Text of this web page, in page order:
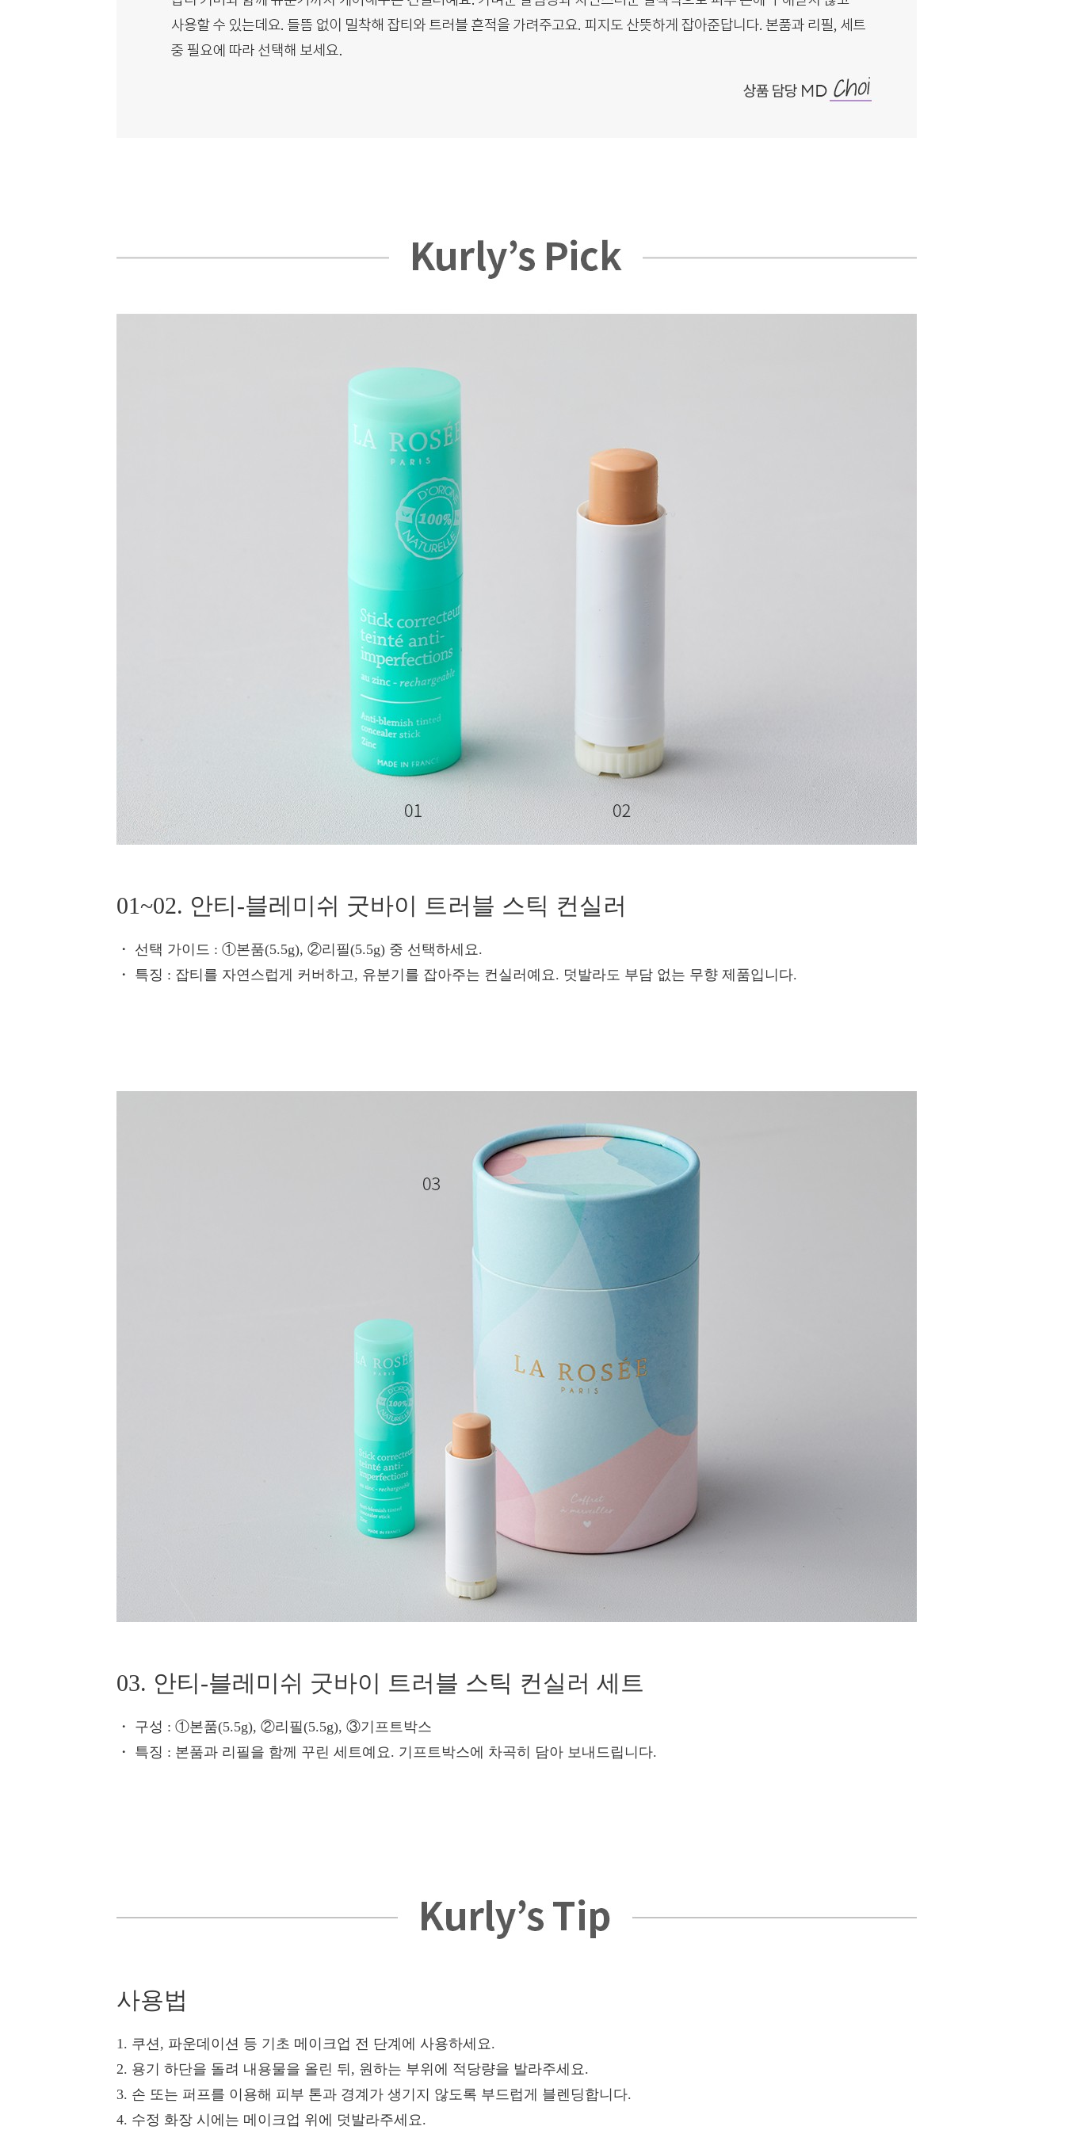
01~02. 안티-블레미쉬 굿바이 트러블 스틱 컨실러
・ 선택 가이드 : ①본품(5.5g), ②리필(5.5g) 중 선택하세요.
・ 특징 : 잡티를 자연스럽게 커버하고, 유분기를 잡아주는 컨실러예요. 덧발라도 부담 없는 무향 제품입니다.
03. 안티-블레미쉬 굿바이 트러블 스틱 컨실러 세트
・ 구성 : ①본품(5.5g), ②리필(5.5g), ③기프트박스
・ 특징 : 본품과 리필을 함께 꾸린 세트예요. 기프트박스에 차곡히 담아 보내드립니다.
사용법
1. 쿠션, 파운데이션 등 기초 메이크업 전 단계에 사용하세요.
2. 용기 하단을 돌려 내용물을 올린 뒤, 원하는 부위에 적당량을 발라주세요.
3. 손 또는 퍼프를 이용해 피부 톤과 경계가 생기지 않도록 부드럽게 블렌딩합니다.
4. 수정 화장 시에는 메이크업 위에 덧발라주세요.